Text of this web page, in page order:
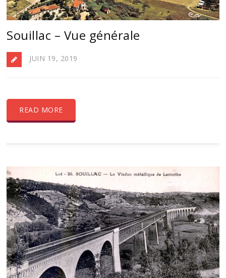
Souillac – Vue générale
JUIN 19, 2019
READ MORE